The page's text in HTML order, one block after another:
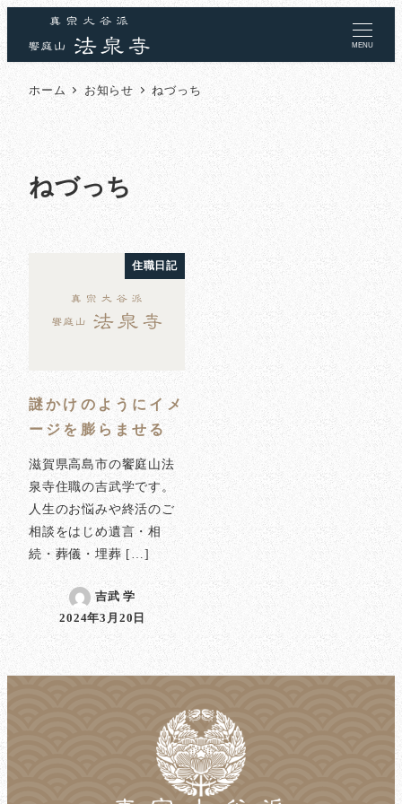
MENU
ホーム お知らせ ねづっち
ねづっち
住職日記
謎かけのようにイメ
ージを膨らませる
滋賀県高島市の饗庭山法
泉寺住職の吉武学です。
人生のお悩みや終活のご
相談をはじめ遺言・相
続・葬儀・埋葬 […]
吉武 学
投稿日
2024年3月20日